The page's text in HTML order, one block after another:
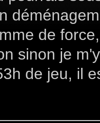
de
sinon je
de jeu, il